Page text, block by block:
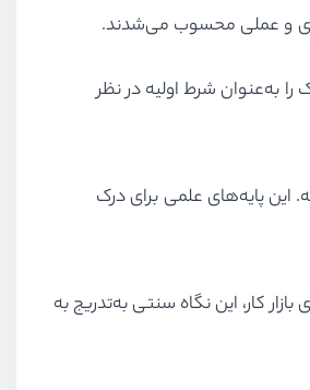
و عملی محسوب می‌شدند.
به‌عنوان شرط اولیه در نظر
این پایه‌های علمی برای درک
کار، این نگاه سنتی به‌تدریج به